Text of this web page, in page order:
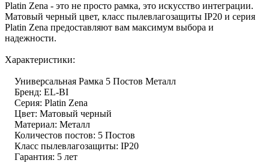
Platin Zena - это не просто рамка, это искусство интеграции.
Матовый черный цвет, класс пылевлагозащиты IP20 и серия
Platin Zena предоставляют вам максимум выбора и
надежности.
Характеристики:
Универсальная Рамка 5 Постов Металл
Бренд: EL-BI
Серия: Platin Zena
Цвет: Матовый черный
Материал: Металл
Количестов постов: 5 Постов
Класс пылевлагозащиты: IP20
Гарантия: 5 лет